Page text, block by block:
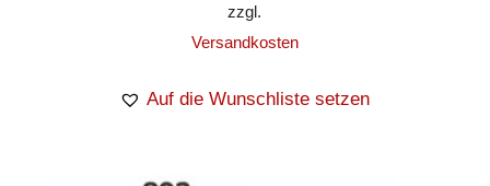
zzgl.
Versandkosten
Auf die Wunschliste setzen